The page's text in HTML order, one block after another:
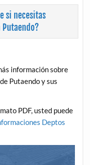
si necesitas
información sobre
Putaendo y sus
PDF, usted puede
Deptos